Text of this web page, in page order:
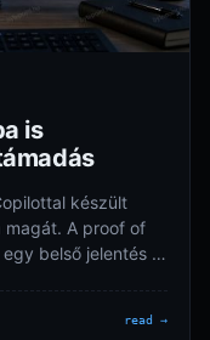
is
készült
magát. A proof of
belső jelentés új
read →